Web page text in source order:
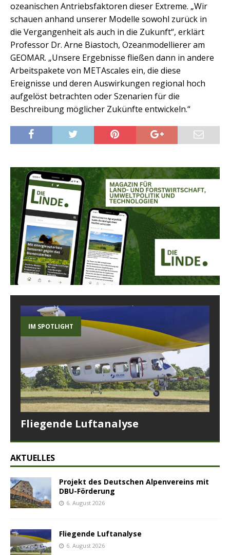
ozeanischen Antriebsfaktoren dieser Extreme. „Wir
schauen anhand unserer Modelle sowohl zurück in
die Vergangenheit als auch in die Zukunft“, erklärt
Professor Dr. Arne Biastoch, Ozeanmodellierer am
GEOMAR. „Unsere Ergebnisse fließen dann in andere
Arbeitspakete von METAscales ein, die diese
Ereignisse und deren Auswirkungen regional hoch
aufgelöst betrachten oder Szenarien für die
Beschreibung möglicher Zukünfte entwickeln.“
IM SPOTLIGHT
Fliegende Luftanalyse
AKTUELLES
Projekt des Deutschen Alpenvereins mit
DBU-Förderung
6. August 2026
Fliegende Luftanalyse
6. August 2026